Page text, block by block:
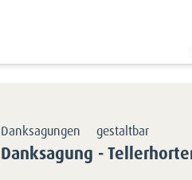
Danksagungen gestaltbar
Danksagung -